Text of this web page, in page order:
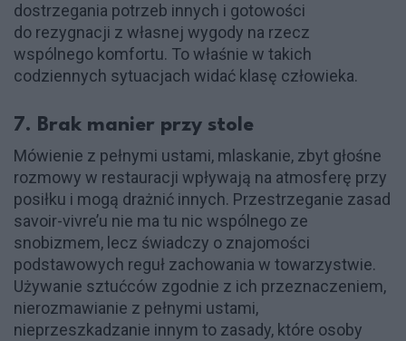
dostrzegania potrzeb innych i gotowości
do rezygnacji z własnej wygody na rzecz
wspólnego komfortu. To właśnie w takich
codziennych sytuacjach widać klasę człowieka.
7. Brak manier przy stole
Mówienie z pełnymi ustami, mlaskanie, zbyt głośne
rozmowy w restauracji wpływają na atmosferę przy
posiłku i mogą drażnić innych. Przestrzeganie zasad
savoir-vivre’u nie ma tu nic wspólnego ze
snobizmem, lecz świadczy o znajomości
podstawowych reguł zachowania w towarzystwie.
Używanie sztućców zgodnie z ich przeznaczeniem,
nierozmawianie z pełnymi ustami,
nieprzeszkadzanie innym to zasady, które osoby